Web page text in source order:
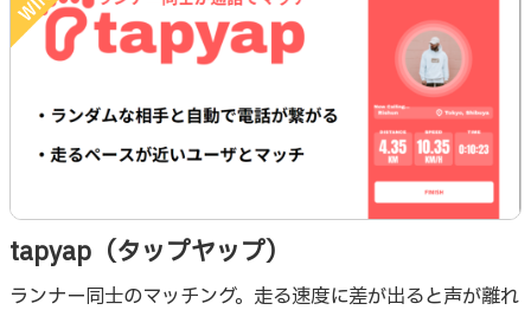
tapyap（タップヤップ）
ランナー同士のマッチング。走る速度に差が出ると声が離れ